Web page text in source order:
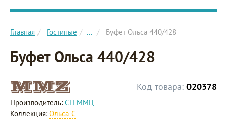
Главное меню сайта
Главная Гостиные ... Буфет Ольса 440/428
Буфет Ольса 440/428
Код товара: 020378
Производитель: СП ММЦ
Коллекция: Ольса-С